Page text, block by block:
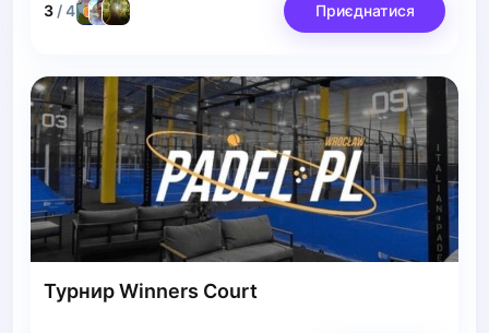
Chernivtsi
Ivano-Frankivsk
Kharkiv
Khmelnytskyi
Kryvyi Rih
Kyiv
Lutsk
Lviv
Odesa
3 /4 Приєднатися
Турнир Winners Court